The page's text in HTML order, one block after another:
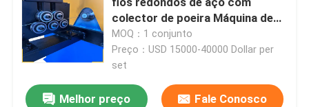
colector de poeira Máquina de
polir automática da Trancar
Industries
MOQ：1 conjunto
Preço：USD 15000-40000 Dollar per
set
Melhor preço Fale Conosco